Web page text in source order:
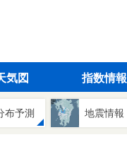
気図 指数情報
布予測 地震情報